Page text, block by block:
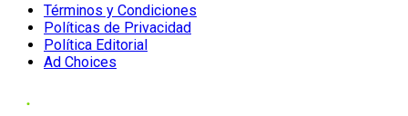
Términos y Condiciones
Políticas de Privacidad
Política Editorial
Ad Choices